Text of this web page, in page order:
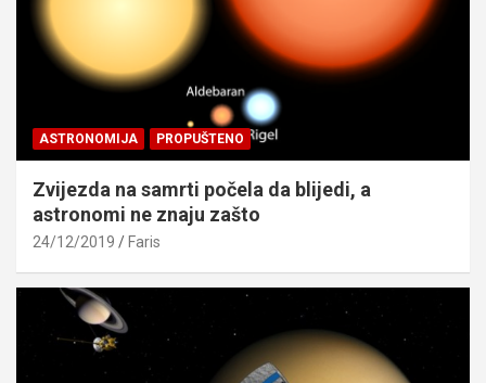
ASTRONOMIJA PROPUŠTENO
Zvijezda na samrti počela da blijedi, a
astronomi ne znaju zašto
24/12/2019 Faris